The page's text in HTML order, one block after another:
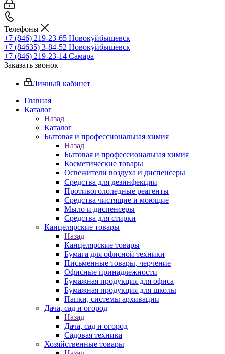
Телефоны
+7 (846) 219-23-65 Новокуйбышевск
+7 (84635) 3-84-52 Новокуйбышевск
+7 (846) 219-23-14 Самара
Заказать звонок
Личный кабинет
Главная
Каталог
Назад
Каталог
Бытовая и профессиональная химия
Назад
Бытовая и профессиональная химия
Косметические товары
Освежители воздуха и диспенсеры
Средства для дезинфекции
Противогололедные реагенты
Средства чистящие и моющие
Мыло и диспенсеры
Средства для стирки
Канцелярские товары
Назад
Канцелярские товары
Бумага для офисной техники
Письменные товары, черчение
Офисные принадлежности
Бумажная продукция для офиса
Бумажная продукция для школы
Папки, системы архивации
Дача, сад и огород
Назад
Дача, сад и огород
Садовая техника
Хозяйственные товары